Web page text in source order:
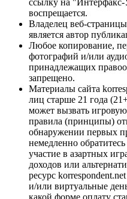
ссылку на
воспрещается.
Владелец веб-
является автор
Любое копирование,
фотографий и/или
принадлежащих
запрещено.
Материалы сайта
лиц старше 21 года
может вызвать
правила (принципы)
обнаружении первых
немедленно
участие в азартных
доходов или
ресурс
и/или виртуальные
какой форме оплату